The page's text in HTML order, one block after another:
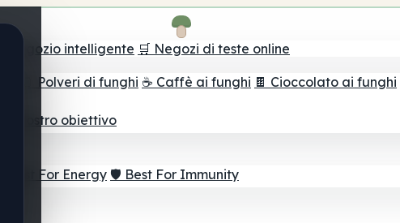
il negozio intelligente 🛒 Negozi di teste online
🫙 Polveri di funghi ☕ Caffè ai funghi 🍫 Cioccolato ai funghi
il vostro obiettivo
⚡ Best For Energy 🛡️ Best For Immunity